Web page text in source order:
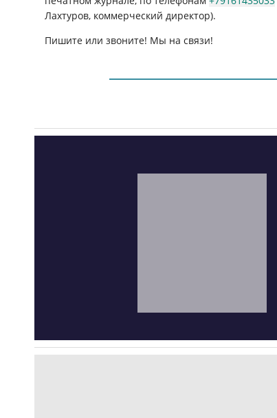
Лахтуров, коммерческий директор).
Пишите или звоните! Мы на связи!